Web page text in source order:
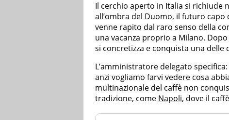
Il cerchio aperto in Italia si richiude
all’ombra del Duomo, il futuro
venne rapito dal raro senso della
una vacanza proprio a Milano.
si concretizza e conquista una
L’amministratore delegato
anzi vogliamo farvi vedere cosa
multinazionale del caffè non
tradizione, come Napoli, dove il